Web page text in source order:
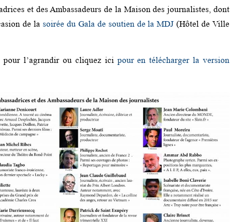
et des Ambassadeurs de la Maison des journalistes, dont
de lasoirée du Gala de soutien de la MDJ (Hôtel de Ville
pour l’agrandir ou cliquez ici pour en télécharger la version